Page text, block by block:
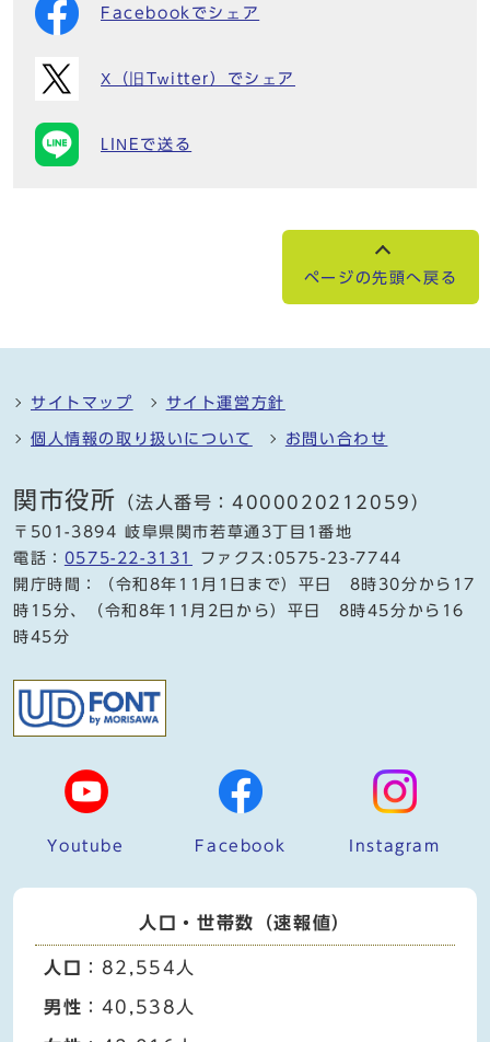
Facebookでシェア
X（旧Twitter）でシェア
LINEで送る
ページの先頭へ戻る
サイトマップ サイト運営方針
個人情報の取り扱いについて お問い合わせ
関市役所 （法人番号：4000020212059）
〒501-3894 岐阜県関市若草通3丁目1番地
電話： 0575-22-3131
ファクス:0575-23-7744
開庁時間：（令和8年11月1日まで）平日 8時30分から17
時15分、（令和8年11月2日から）平日 8時45分から16
時45分
Youtube Facebook Instagram
人口・世帯数（速報値）
人口 ：82,554人
男性 ：40,538人